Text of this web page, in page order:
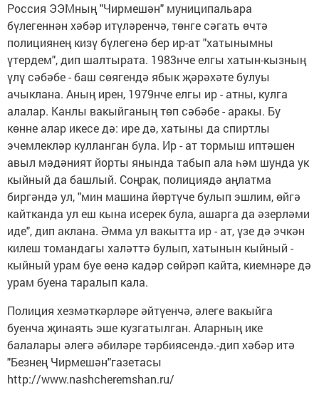
Россия ЭЭМның "Чирмешән" муниципальара
бүлегеннән хәбәр итүләренчә, төнге сәгать өчтә
полициянең кизү бүлегенә бер ир-ат "хатынымны
үтердем", дип шалтырата. 1983нче елгы хатын-кызның
үлү сәбәбе - баш сөягендә ябык җәрәхәте булуы
ачыклана. Аның ирен, 1979нче елгы ир - атны, кулга
алалар. Канлы вакыйганың төп сәбәбе - аракы. Бу
көнне алар икесе дә: ире дә, хатыны да спиртлы
эчемлекләр кулланган була. Ир - ат тормыш иптәшен
авыл мәдәният йорты янында табып ала һәм шунда ук
кыйный да башлый. Соңрак, полициядә аңлатма
биргәндә ул, "мин машина йөртүче булып эшлим, өйгә
кайтканда ул еш кына исерек була, ашарга да әзерләми
иде", дип аклана. Әмма ул вакытта ир - ат, үзе дә эчкән
килеш томандагы халәттә булып, хатынын кыйный -
кыйный урам буе өенә кадәр сөйрәп кайта, киемнәре дә
урам буена таралып кала.
Полиция хезмәткәрләре әйтүенчә, әлеге вакыйга
буенча җинаять эше кузгатылган. Аларның ике
балалары әлегә әбиләре тәрбиясендә.-дип хәбәр итә
"Безнең Чирмешән"газетасы
http://www.nashcheremshan.ru/